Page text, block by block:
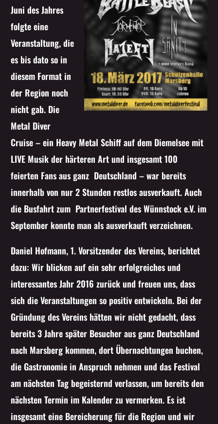
Juni des Jahres
folgte eine
Veranstaltung, die
es bis dato so in
diesem Format in
der Region noch
nicht gab. Die
Metal Diver
Cruise – ein Heavy Metal Schiff auf dem Diemelsee mit
LIVE Musik der härteren Art und insgesamt 100
feierten Fans aus ganz Deutschland – war bereits
innerhalb von nur 2 Stunden restlos ausverkauft. Auch
die Busfahrt zum Partnerfestival des Wünnstock e.V. im
September konnte man als ausverkauft verzeichnen.
Daniel Hofmann, 1. Vorsitzender des Vereins, berichtet
dazu: Wir blicken auf ein sehr erfolgreiches und
interessantes Jahr 2016 zurück und freuen uns, dass
sich die Veranstaltungen so positiv entwickeln. Bei der
Gründung des Vereins hätten wir nicht gedacht, dass
bereits 3 Jahre später Besucher aus ganz Deutschland
nach Marsberg kommen, dort Übernachtungen buchen,
die Gastronomie in Anspruch nehmen und das Festival
am nächsten Tag begeisternd verlassen, um bereits den
nächsten Termin im Kalender zu vermerken. Es ist
insgesamt eine Bereicherung für die Region und wir